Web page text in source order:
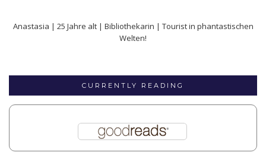
Anastasia | 25 Jahre alt | Bibliothekarin | Tourist in phantastischen
Welten!
CURRENTLY READING